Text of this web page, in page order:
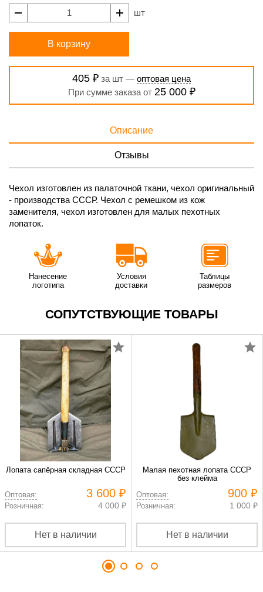
шт
В корзину
405 ₽ за шт — оптовая цена
При сумме заказа от 25 000 ₽
Описание
Отзывы
Чехол изготовлен из палаточной ткани, чехол оригинальный
- производства СССР. Чехол с ремешком из кож
заменителя, чехол изготовлен для малых пехотных
лопаток.
Нанесение
логотипа
Условия
доставки
Таблицы
размеров
СОПУТСТВУЮЩИЕ ТОВАРЫ
Лопата сапёрная складная СССР
Оптовая: 3 600 ₽
Розничная: 4 000 ₽
Нет в наличии
Малая пехотная лопата СССР
без клейма
Оптовая:
900 ₽
Розничная: 1 000 ₽
Нет в наличии